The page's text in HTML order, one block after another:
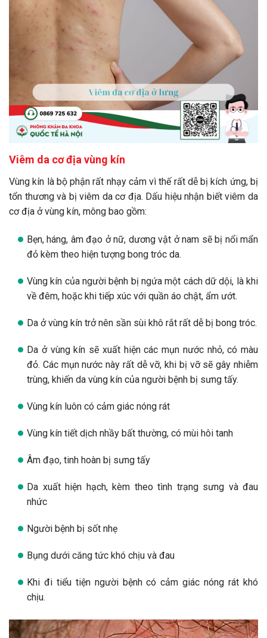
Viêm da cơ địa vùng kín
Vùng kín là bộ phận rất nhạy cảm vì thế rất dễ bị kích ứng, bị
tổn thương và bị viêm da cơ địa. Dấu hiệu nhận biết viêm da
cơ địa ở vùng kín, mông bao gồm:
Bẹn, háng, âm đạo ở nữ, dương vật ở nam sẽ bị nổi mẩn
đỏ kèm theo hiện tượng bong tróc da.
Vùng kín của người bệnh bị ngứa một cách dữ dội, là khi
về đêm, hoặc khi tiếp xúc với quần áo chật, ẩm ướt.
Da ở vùng kín trở nên sần sùi khô rắt rất dễ bị bong tróc.
Da ở vùng kín sẽ xuất hiện các mụn nước nhỏ, có màu
đỏ. Các mụn nước này rất dễ vỡ, khi bị vỡ sẽ gây nhiễm
trùng, khiến da vùng kín của người bệnh bị sưng tấy.
Vùng kín luôn có cảm giác nóng rát
Vùng kín tiết dịch nhầy bất thường, có mùi hôi tanh
Âm đạo, tinh hoàn bị sưng tấy
Da xuất hiện hạch, kèm theo tình trạng sưng và đau
nhức
Người bệnh bị sốt nhẹ
Bụng dưới căng tức khó chịu và đau
Khi đi tiểu tiện người bệnh có cảm giác nóng rát khó
chịu.